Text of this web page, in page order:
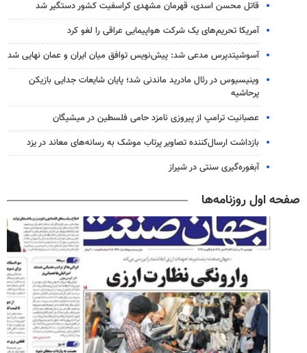
قاتل محسن اسدی، قهرمان مشهدی کراسفیت کشور دستگیر شد
آمریکا تحریم‌های یک شرکت هواپیمایی عراقی را لغو کرد
آسوشیتدپرس مدعی شد: پیش‌نویس توافق میان ایران و عمان نهایی شد
وینیسیوس در رئال مادرید ماندنی شد؛ پایان شایعات جدایی بازیکن
پرحاشیه
عصبانیت ترامپ از پیروزی نامزد حامی فلسطین در میشیگان
بازداشت ارسال‌کننده تصاویر پرتاب موشک به رسانه‌های معاند در یزد
آبغوره‌گیری سنتی در شیراز
صفحه اول روزنامه‌ها